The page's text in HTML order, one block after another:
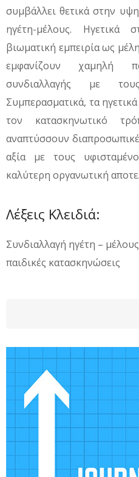
συμβάλλει θετικά στην
ηγέτη-μέλους.
βιωματική εμπειρία ως
εμφανίζουν χαμηλή
συνδιαλλαγής με
Συμπερασματικά, τα
τον κατασκηνωτικό
αναπτύσσουν
αξία με τους
καλύτερη οργανωτική
Λέξεις Κλειδιά:
Συνδιαλλαγή ηγέτη –
παιδικές κατασκηνώσεις